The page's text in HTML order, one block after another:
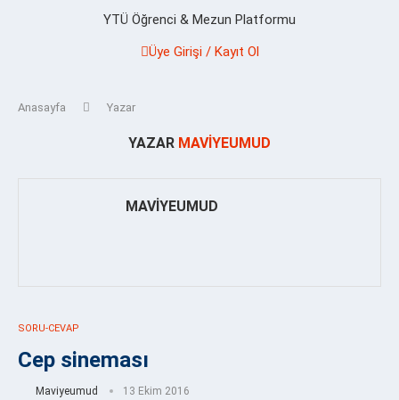
YTÜ Öğrenci & Mezun Platformu
Üye Girişi / Kayıt Ol
Anasayfa Yazar
YAZAR MAVIYEUMUD
MAVIYEUMUD
SORU-CEVAP
Cep sineması
Maviyeumud 13 Ekim 2016